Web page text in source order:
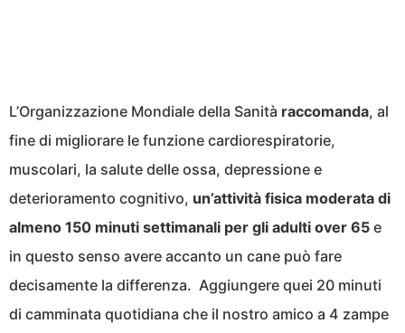
L’Organizzazione Mondiale della Sanità raccomanda, al
fine di migliorare le funzione cardiorespiratorie,
muscolari, la salute delle ossa, depressione e
deterioramento cognitivo, un’attività fisica moderata di
almeno 150 minuti settimanali per gli adulti over 65 e
in questo senso avere accanto un cane può fare
decisamente la differenza. Aggiungere quei 20 minuti
di camminata quotidiana che il nostro amico a 4 zampe